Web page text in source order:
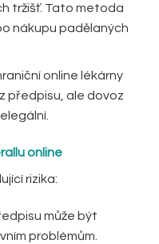
tržišť. Tato metoda
nákupu padělaných
online lékárny
předpisu, ale dovoz
online
rizika:
může být
problémům.